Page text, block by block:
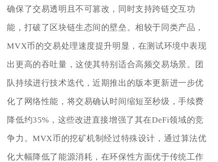
确保了交易透明且不可篡改，同时支持跨链交互功
能，打破了区块链生态间的壁垒。相较于同类产品，
MVX币的交易处理速度提升明显，在测试环境中表现
出更高的吞吐量，这使其特别适合高频交易场景。团
队持续进行技术迭代，近期推出的版本更新进一步优
化了网络性能，将交易确认时间缩短至秒级，手续费
降低约35%，这些改进直接增强了其在DeFi领域的竞
争力。MVX币的挖矿机制经过特殊设计，通过算法优
化大幅降低了能源消耗，在环保性方面优于传统工作